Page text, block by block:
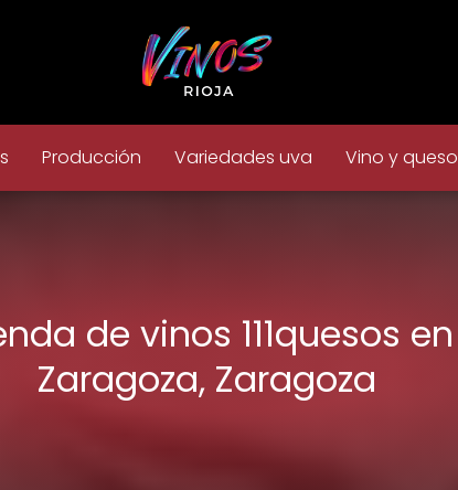
Producción Variedades uva Vino y queso
de vinos 111quesos en
Zaragoza, Zaragoza